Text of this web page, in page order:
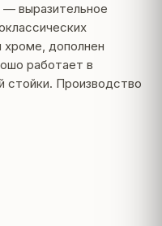
выразительное
хроме, дополнен
работает в
стойки. Производство